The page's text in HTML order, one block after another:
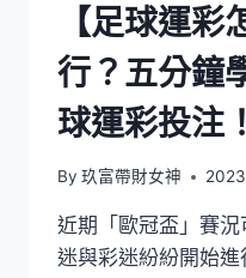
【足球運彩
行？五分鐘
球運彩投注！
By 玖富帶財女神
近期「歐冠盃」賽
迷與彩迷紛紛開始進